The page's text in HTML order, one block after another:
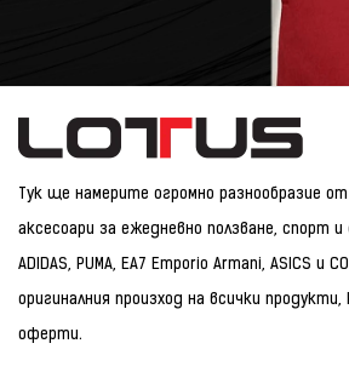
Тук ще намерите огромно разнообразие от
аксесоари за ежедневно ползване, спорт и
ADIDAS, PUMA, EA7 Emporio Armani, ASICS и
оригиналния произход на всички
оферти.